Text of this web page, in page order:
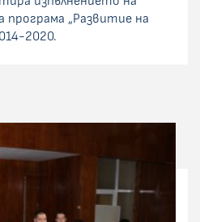
„Развитие на
2020.